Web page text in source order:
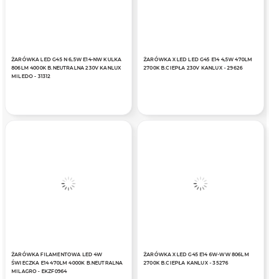
ŻARÓWKA LED G45 N 6,5W E14-NW KULKA
806LM 4000K B.NEUTRALNA 230V KANLUX
MILEDO - 31312
ŻARÓWKA XLED LED G45 E14 4,5W 470LM
2700K B.CIEPŁA 230V KANLUX - 29626
ŻARÓWKA FILAMENTOWA LED 4W
ŚWIECZKA E14 470LM 4000K B.NEUTRALNA
MILAGRO - EKZF0964
ŻARÓWKA XLED G45 E14 6W-WW 806LM
2700K B.CIEPŁA KANLUX - 35276